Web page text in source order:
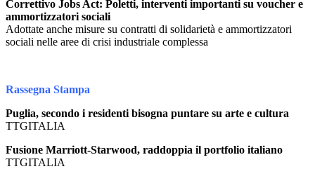
Correttivo Jobs Act: Poletti, interventi importanti su voucher e
ammortizzatori sociali
Adottate anche misure su contratti di solidarietà e ammortizzatori
sociali nelle aree di crisi industriale complessa
Rassegna Stampa
Puglia, secondo i residenti bisogna puntare su arte e cultura
TTGITALIA
Fusione Marriott-Starwood, raddoppia il portfolio italiano
TTGITALIA